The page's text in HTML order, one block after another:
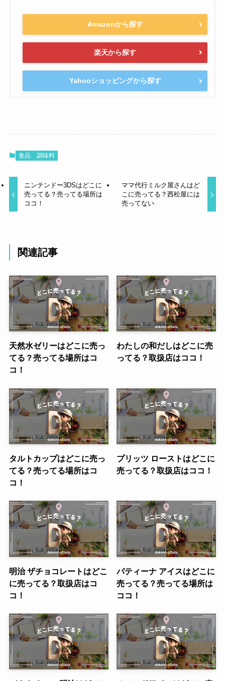
Amazonから探す
楽天から探す
Yahooショッピングから探す
食品 調味料
ニンテンドー3DSはどこに
売ってる？売ってる場所は
ココ！
ママ代行ミルク屋さんはど
こに売ってる？西松屋には
売ってない
関連記事
天然水ゼリーはどこに売っ
てる？売ってる場所はコ
コ！
わたしの和だしはどこに売
ってる？取扱店はココ！
タルトカップはどこに売っ
てる？売ってる場所はコ
コ！
プリッツ ローストはどこに
売ってる？取扱店はココ！
明治 ザチョコレートはどこ
に売ってる？取扱店はコ
コ！
パティーナ アイスはどこに
売ってる？売ってる場所は
ココ！